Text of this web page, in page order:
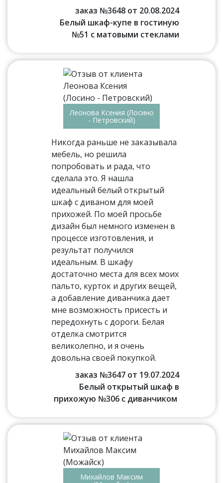
заказ №3648 от 20.08.2024
Белый шкаф-купе в гостиную
№51 с матовыми стеклами
Леонова Ксения (Лосино
- Петровский)
Никогда раньше не заказывала
мебель, но решила
попробовать и рада, что
сделала это. Я нашла
идеальный белый открытый
шкаф с диваном для моей
прихожей. По моей просьбе
дизайн был немного изменен в
процессе изготовления, и
результат получился
идеальным. В шкафу
достаточно места для всех моих
пальто, курток и других вещей,
а добавление диванчика дает
мне возможность присесть и
передохнуть с дороги. Белая
отделка смотрится
великолепно, и я очень
довольна своей покупкой.
заказ №3647 от 19.07.2024
Белый открытый шкаф в
прихожую №306 с диванчиком
Михайлов Максим